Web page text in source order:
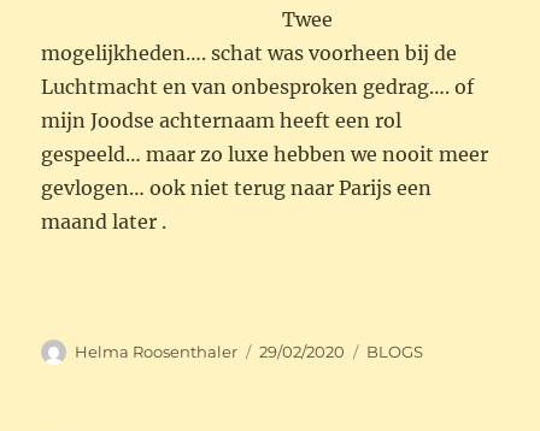
Twee
mogelijkheden…. schat was voorheen bij de
Luchtmacht en van onbesproken gedrag…. of
mijn Joodse achternaam heeft een rol
gespeeld… maar zo luxe hebben we nooit meer
gevlogen… ook niet terug naar Parijs een
maand later .
Auteur
Helma Roosenthaler
Geplaatst
29/02/2020 Categorieën
BLOGS